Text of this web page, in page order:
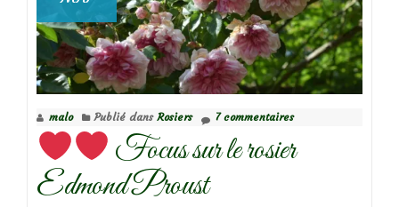
sur
le
rosier
Albertine
malo Publié dans Rosiers 7 commentaires
Focus sur le rosier
Edmond Proust